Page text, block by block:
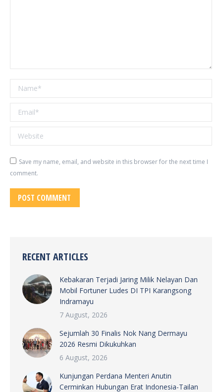
Name *
Email *
Website
Save my name, email, and website in this browser for the next time I
comment.
POST COMMENT
RECENT ARTICLES
Kebakaran Terjadi Jaring Milik Nelayan Dan
Mobil Fortuner Ludes DI TPI Karangsong
Indramayu
7 August, 2026
Sejumlah 30 Finalis Nok Nang Dermayu
2026 Resmi Dikukuhkan
6 August, 2026
Kunjungan Perdana Menteri Anutin
Cerminkan Hubungan Erat Indonesia-Tailan